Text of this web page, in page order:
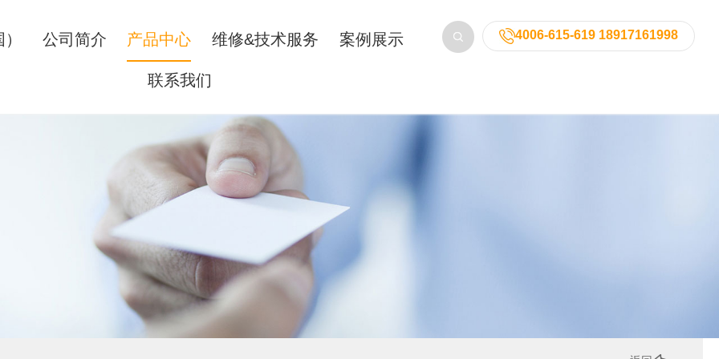
4006-615-619 18917161998
公司简介 产品中心 维修&技术服务 案例展示
联系我们